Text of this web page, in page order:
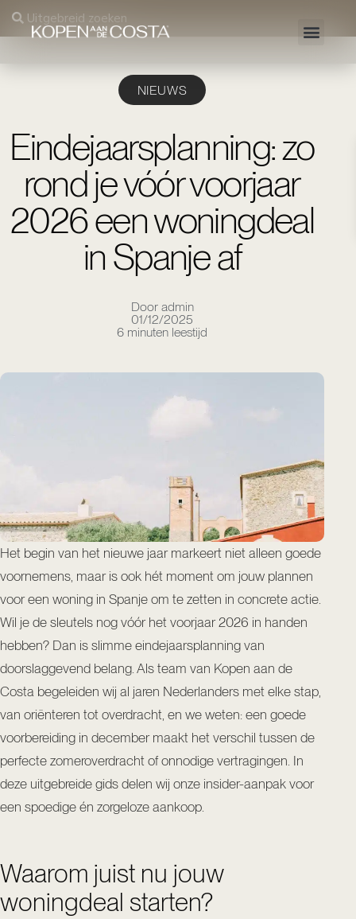
Uitgebreid zoeken
NIEUWS
Eindejaarsplanning: zo
rond je vóór voorjaar
2026 een woningdeal
in Spanje af
Door admin
01/12/2025
6 minuten leestijd
Het begin van het nieuwe jaar markeert niet alleen goede
voornemens, maar is ook hét moment om jouw plannen
voor een woning in Spanje om te zetten in concrete actie.
Wil je de sleutels nog vóór het voorjaar 2026 in handen
hebben? Dan is slimme eindejaarsplanning van
doorslaggevend belang. Als team van Kopen aan de
Costa begeleiden wij al jaren Nederlanders met elke stap,
van oriënteren tot overdracht, en we weten: een goede
voorbereiding in december maakt het verschil tussen de
perfecte zomeroverdracht of onnodige vertragingen. In
deze uitgebreide gids delen wij onze insider-aanpak voor
een spoedige én zorgeloze aankoop.
Waarom juist nu jouw
woningdeal starten?